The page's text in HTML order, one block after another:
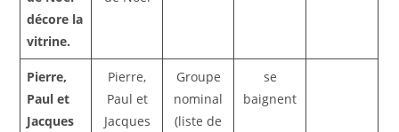
décore la
vitrine.
Pierre,
Paul et
Jacques
Pierre,
Paul et
Jacques
Groupe
nominal
(liste de
se
baignent